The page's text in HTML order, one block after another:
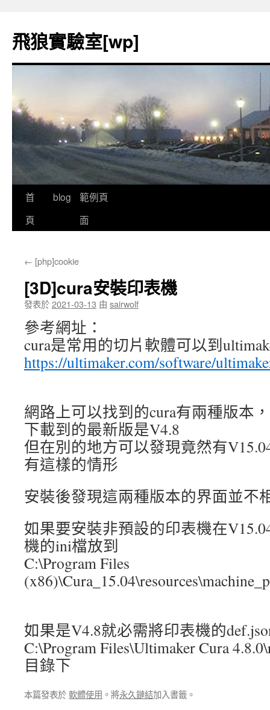
飛狼實驗室[wp]
跳
至
容
首
頁
blog
範例頁
面
← [php]cookie
[3D]cura安裝印表機
發表於2021-03-13 由 sairwolf
參考網址：
cura是常用的切片軟體可以到
https://ultimaker.com/software/
網路上可以找到的cura有兩種版本
下載到的最新版是V4.8
但在別的地方可以發現竟然有
有這樣的情形
安裝後發現這兩種版本的界面並不
如果要安裝非預設的印表機在
機的ini檔放到
C:\Program Files
如果是V4.8就必需將印表機的
C:\Program Files\Ultimaker Cura
目錄下
本篇發表於軟體使用 。將永久鏈結加入書籤。